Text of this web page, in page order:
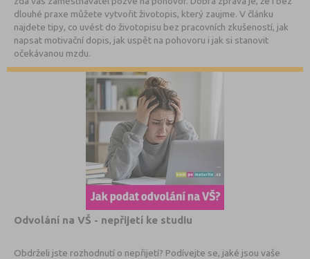
dlouhé praxe můžete vytvořit životopis, který zaujme. V článku
najdete tipy, co uvést do životopisu bez pracovních zkušeností, jak
napsat motivační dopis, jak uspět na pohovoru i jak si stanovit
očekávanou mzdu.
Odvolání na VŠ - nepřijetí ke studiu
Obdrželi jste rozhodnutí o nepřijetí? Podívejte se, jaké jsou vaše